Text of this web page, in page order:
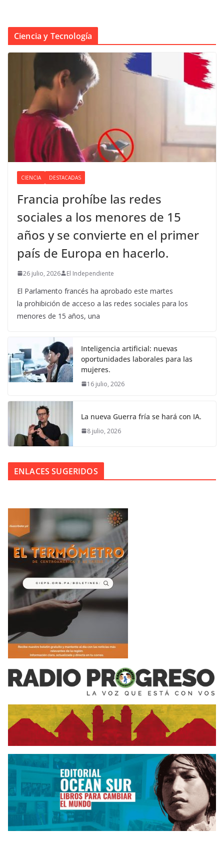
Ciencia y Tecnología
CIENCIA DESTACADAS
Francia prohíbe las redes
sociales a los menores de 15
años y se convierte en el primer
país de Europa en hacerlo.
26 julio, 2026 El Independiente
El Parlamento francés ha aprobado este martes
la prohibición de acceso a las redes sociales para los
menores de 15 años, una
Inteligencia artificial: nuevas
oportunidades laborales para las
mujeres.
16 julio, 2026
La nueva Guerra fría se hará con IA.
8 julio, 2026
ENLACES SUGERIDOS